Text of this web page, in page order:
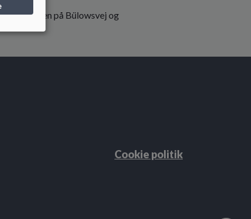
på Bülowsvej og
.
Cookie politik